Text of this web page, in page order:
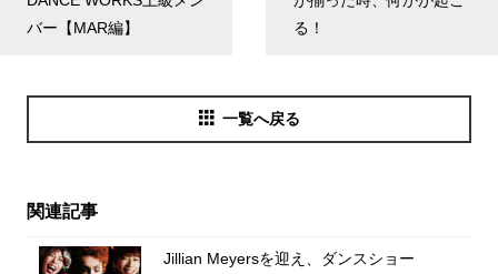
バー【MAR編】
る！
一覧へ戻る
関連記事
Jillian Meyersを迎え、ダンスショー